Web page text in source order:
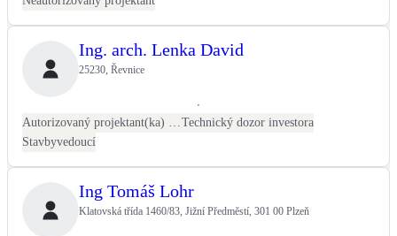
Ing. arch. Lenka David
25230, Řevnice
Technický dozor investora
Stavbyvedoucí
Ing Tomáš Lohr
Klatovská třída 1460/83, Jižní Předměstí, 301 00 Plzeň